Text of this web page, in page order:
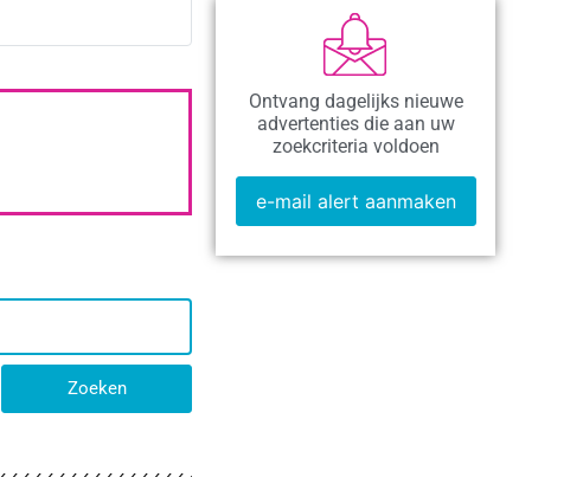
Zoeken
Ontvang dagelijks nieuwe
advertenties die aan uw
zoekcriteria voldoen
e-mail alert aanmaken